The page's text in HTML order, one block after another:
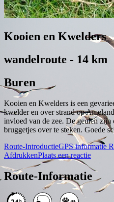
Kooien en Kwelders
wandelroute - 14 km
Buren
Kooien en Kwelders is een
kwelder en over strand op
invloed van de zee. De geulen
bruggetjes over te steken. Goede
Route-IntroductieGPS informatie
AfdrukkenPlaats een reactie
Route-Informatie